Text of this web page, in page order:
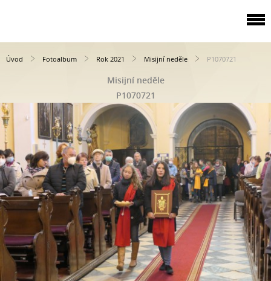
Úvod Fotoalbum Rok 2021 Misijní neděle P1070721
Misijní neděle
P1070721